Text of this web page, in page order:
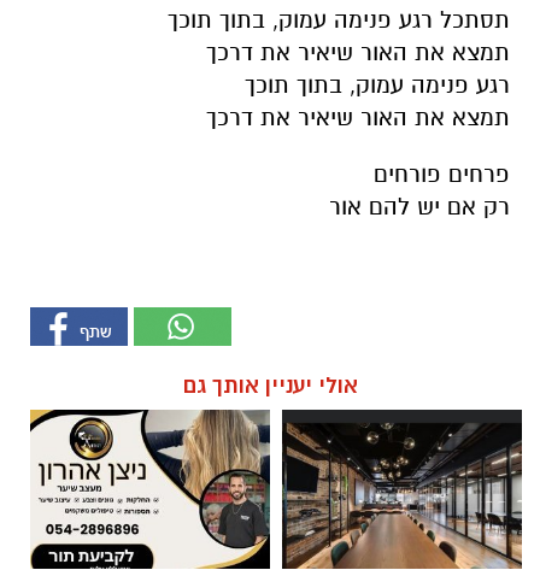
תסתכל רגע פנימה עמוק, בתוך תוכך
תמצא את האור שיאיר את דרכך
רגע פנימה עמוק, בתוך תוכך
תמצא את האור שיאיר את דרכך
פרחים פורחים
רק אם יש להם אור
אולי יעניין אותך גם